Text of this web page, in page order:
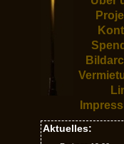
Aktuelles: